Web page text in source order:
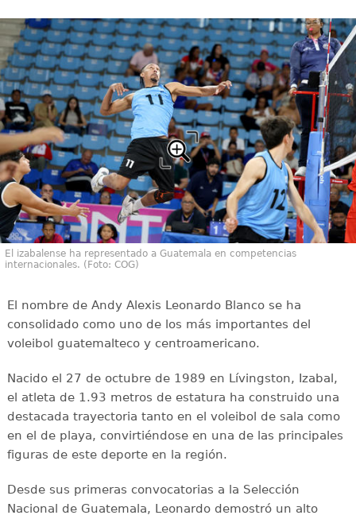
El izabalense ha representado a Guatemala en competencias
internacionales. (Foto: COG)
El nombre de Andy Alexis Leonardo Blanco se ha
consolidado como uno de los más importantes del
voleibol guatemalteco y centroamericano.
Nacido el 27 de octubre de 1989 en Lívingston, Izabal,
el atleta de 1.93 metros de estatura ha construido una
destacada trayectoria tanto en el voleibol de sala como
en el de playa, convirtiéndose en una de las principales
figuras de este deporte en la región.
Desde sus primeras convocatorias a la Selección
Nacional de Guatemala, Leonardo demostró un alto